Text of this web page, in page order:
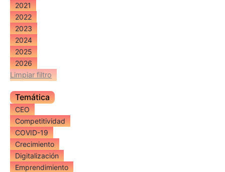
2021
2022
2023
2024
2025
2026
Temática
CEO
Competitividad
COVID-19
Crecimiento
Digitalización
Emprendimiento
Limpiar filtro